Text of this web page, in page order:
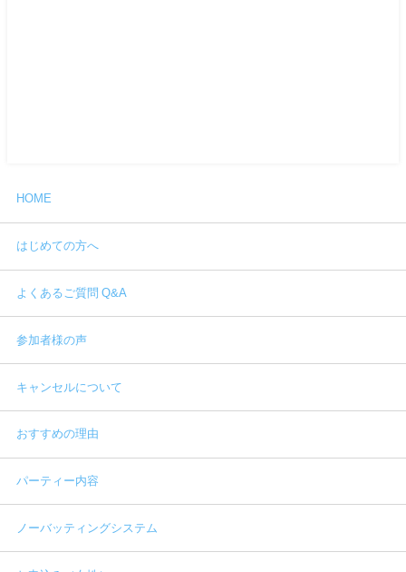
HOME
はじめての方へ
よくあるご質問 Q&A
参加者様の声
キャンセルについて
おすすめの理由
パーティー内容
ノーバッティングシステム